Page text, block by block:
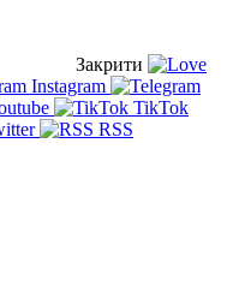
Закрити
Instagram
TikTok
RSS